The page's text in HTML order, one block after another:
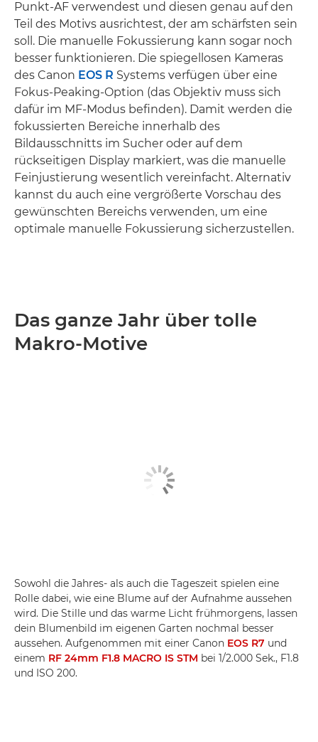
Punkt-AF verwendest und diesen genau auf den
Teil des Motivs ausrichtest, der am schärfsten sein
soll. Die manuelle Fokussierung kann sogar noch
besser funktionieren. Die spiegellosen Kameras
des Canon EOS R Systems verfügen über eine
Fokus-Peaking-Option (das Objektiv muss sich
dafür im MF-Modus befinden). Damit werden die
fokussierten Bereiche innerhalb des
Bildausschnitts im Sucher oder auf dem
rückseitigen Display markiert, was die manuelle
Feinjustierung wesentlich vereinfacht. Alternativ
kannst du auch eine vergrößerte Vorschau des
gewünschten Bereichs verwenden, um eine
optimale manuelle Fokussierung sicherzustellen.
Das ganze Jahr über tolle
Makro-Motive
Sowohl die Jahres- als auch die Tageszeit spielen eine
Rolle dabei, wie eine Blume auf der Aufnahme aussehen
wird. Die Stille und das warme Licht frühmorgens, lassen
dein Blumenbild im eigenen Garten nochmal besser
aussehen. Aufgenommen mit einer Canon EOS R7 und
einem RF 24mm F1.8 MACRO IS STM bei 1/2.000 Sek., F1.8
und ISO 200.